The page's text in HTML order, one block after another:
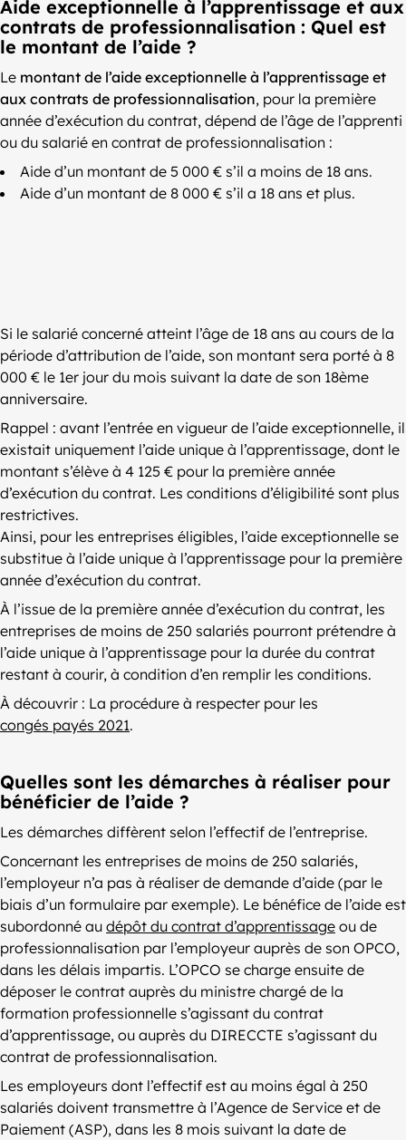
Aide exceptionnelle à l’apprentissage et aux
contrats de professionnalisation : Quel est
le montant de l’aide ?
Le montant de l’aide exceptionnelle à l’apprentissage et
aux contrats de professionnalisation, pour la première
année d’exécution du contrat, dépend de l’âge de l’apprenti
ou du salarié en contrat de professionnalisation :
Aide d’un montant de 5 000 € s’il a moins de 18 ans.
Aide d’un montant de 8 000 € s’il a 18 ans et plus.
Si le salarié concerné atteint l’âge de 18 ans au cours de la
période d’attribution de l’aide, son montant sera porté à 8
000 € le 1er jour du mois suivant la date de son 18ème
anniversaire.
Rappel : avant l’entrée en vigueur de l’aide exceptionnelle, il
existait uniquement l’aide unique à l’apprentissage, dont le
montant s’élève à 4 125 € pour la première année
d’exécution du contrat. Les conditions d’éligibilité sont plus
restrictives.
Ainsi, pour les entreprises éligibles, l’aide exceptionnelle se
substitue à l’aide unique à l’apprentissage pour la première
année d’exécution du contrat.
À l’issue de la première année d’exécution du contrat, les
entreprises de moins de 250 salariés pourront prétendre à
l’aide unique à l’apprentissage pour la durée du contrat
restant à courir, à condition d’en remplir les conditions.
À découvrir : La procédure à respecter pour les
congés payés 2021.
Quelles sont les démarches à réaliser pour
bénéficier de l’aide ?
Les démarches diffèrent selon l’effectif de l’entreprise.
Concernant les entreprises de moins de 250 salariés,
l’employeur n’a pas à réaliser de demande d’aide (par le
biais d’un formulaire par exemple). Le bénéfice de l’aide est
subordonné au dépôt du contrat d’apprentissage ou de
professionnalisation par l’employeur auprès de son OPCO,
dans les délais impartis. L’OPCO se charge ensuite de
déposer le contrat auprès du ministre chargé de la
formation professionnelle s’agissant du contrat
d’apprentissage, ou auprès du DIRECCTE s’agissant du
contrat de professionnalisation.
Les employeurs dont l’effectif est au moins égal à 250
salariés doivent transmettre à l’Agence de Service et de
Paiement (ASP), dans les 8 mois suivant la date de